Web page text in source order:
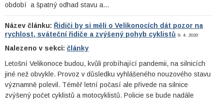
období a špatný odhad stavu a…
Název článku: Řidiči by si měli o Velikonocích dát pozor na
rychlost, sváteční řidiče a zvýšený pohyb cyklistů 9. 4. 2020
Nalezeno v sekci: články
Letošní Velikonoce budou, kvůli probíhající pandemii, na silnicích
jiné než obvykle. Provoz v důsledku vyhlášeného nouzového stavu
významně polevil. Téměř letní počasí ale přivede na silnice
zvýšený počet cyklistů a motocyklistů. Policie se bude nadále